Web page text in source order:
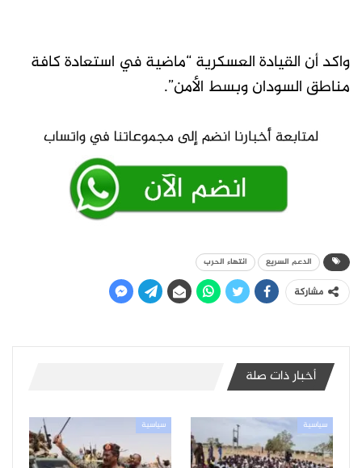
واكد أن القيادة العسكرية “ماضية في استعادة كافة
مناطق السودان وبسط الأمن”.
الدعم السريع انتهاء الحرب
مشاركة
أخبار ذات صلة
سياسية سياسية